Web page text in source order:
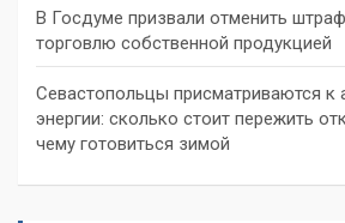
В Госдуме призвали отменить
торговлю собственной продукцией
Севастопольцы присматриваются к
энергии: сколько стоит пережить
чему готовиться зимой